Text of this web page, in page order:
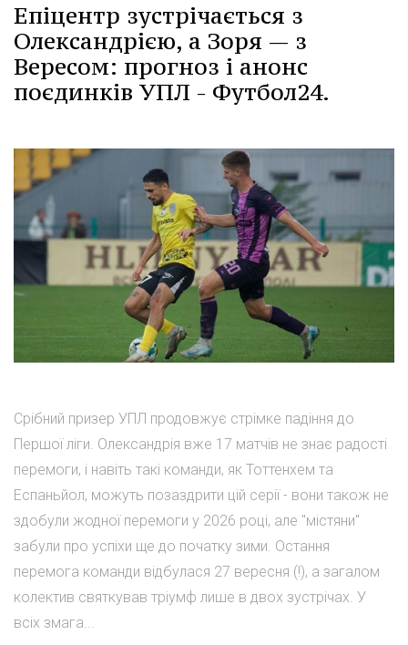
Епіцентр зустрічається з
Олександрією, а Зоря — з
Вересом: прогноз і анонс
поєдинків УПЛ - Футбол24.
Срібний призер УПЛ продовжує стрімке падіння до
Першої ліги. Олександрія вже 17 матчів не знає радості
перемоги, і навіть такі команди, як Тоттенхем та
Еспаньйол, можуть позаздрити цій серії - вони також не
здобули жодної перемоги у 2026 році, але "містяни"
забули про успіхи ще до початку зими. Остання
перемога команди відбулася 27 вересня (!), а загалом
колектив святкував тріумф лише в двох зустрічах. У
всіх змага...